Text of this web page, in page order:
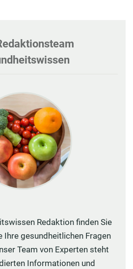
Redaktion finden Sie
Ihre gesundheitlichen Fragen
Team von Experten steht
Informationen und